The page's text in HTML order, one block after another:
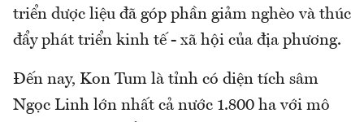
triển dược liệu đã góp phần giảm nghèo và thúc
đẩy phát triển kinh tế - xã hội của địa phương.
Đến nay, Kon Tum là tỉnh có diện tích sâm
Ngọc Linh lớn nhất cả nước 1.800 ha với mô